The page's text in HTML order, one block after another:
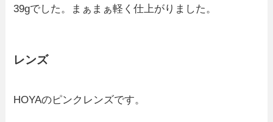
39gでした。まぁまぁ軽く仕上がりました。
レンズ
HOYAのピンクレンズです。